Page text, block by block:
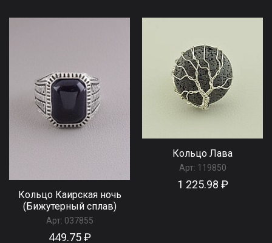
Кольцо Каирская ночь
(Бижутерный сплав)
Арт: 037855
449.75 ₽
Кольцо Лава
Арт: 119850
1 225.98 ₽